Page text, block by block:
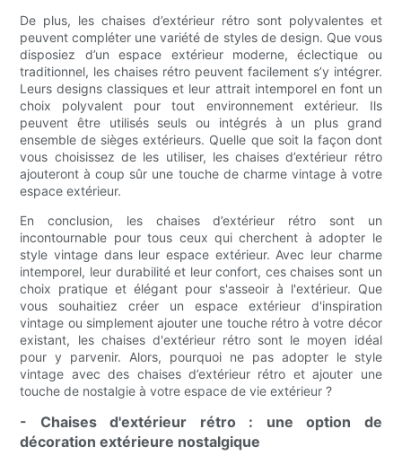
De plus, les chaises d’extérieur rétro sont polyvalentes et
peuvent compléter une variété de styles de design. Que vous
disposiez d’un espace extérieur moderne, éclectique ou
traditionnel, les chaises rétro peuvent facilement s’y intégrer.
Leurs designs classiques et leur attrait intemporel en font un
choix polyvalent pour tout environnement extérieur. Ils
peuvent être utilisés seuls ou intégrés à un plus grand
ensemble de sièges extérieurs. Quelle que soit la façon dont
vous choisissez de les utiliser, les chaises d’extérieur rétro
ajouteront à coup sûr une touche de charme vintage à votre
espace extérieur.
En conclusion, les chaises d’extérieur rétro sont un
incontournable pour tous ceux qui cherchent à adopter le
style vintage dans leur espace extérieur. Avec leur charme
intemporel, leur durabilité et leur confort, ces chaises sont un
choix pratique et élégant pour s'asseoir à l'extérieur. Que
vous souhaitiez créer un espace extérieur d'inspiration
vintage ou simplement ajouter une touche rétro à votre décor
existant, les chaises d'extérieur rétro sont le moyen idéal
pour y parvenir. Alors, pourquoi ne pas adopter le style
vintage avec des chaises d’extérieur rétro et ajouter une
touche de nostalgie à votre espace de vie extérieur ?
- Chaises d'extérieur rétro : une option de
décoration extérieure nostalgique